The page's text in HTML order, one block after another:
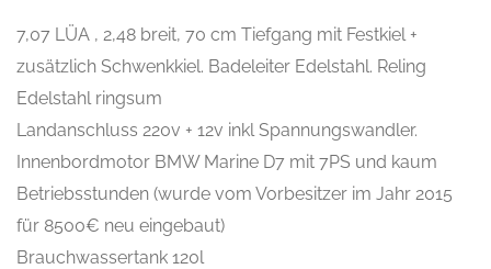
7,07 LÜA , 2,48 breit, 70 cm Tiefgang mit Festkiel +
zusätzlich Schwenkkiel. Badeleiter Edelstahl. Reling
Edelstahl ringsum
Landanschluss 220v + 12v inkl Spannungswandler.
Innenbordmotor BMW Marine D7 mit 7PS und kaum
Betriebsstunden (wurde vom Vorbesitzer im Jahr 2015
für 8500€ neu eingebaut)
Brauchwassertank 120l